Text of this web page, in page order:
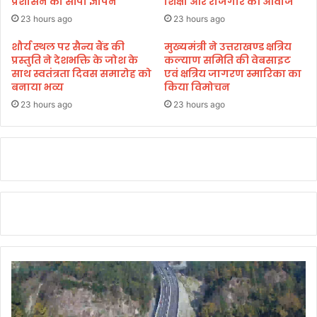
यं
प
र्व
प
र
रा
को
या
प्रे
र
णा
दा
य
द
ल
में
रा
ज्य
आं
रि
यों
म
क
र
ते
कै
23 hours ago 23 hours ago
शौर्य स्थल पर सैन्य बैंड की
प्रस्तुति ने देशभक्ति के जोश के
साथ स्वतंत्रता दिवस समारोह को
बनाया भव्य
23 hours ago
मुख्यमंत्री ने उत्तराखण्ड क्षत्रिय
कल्याण समिति की वेबसाइट
एवं क्षत्रिय जागरण स्मारिका का
किया विमोचन
23 hours ago